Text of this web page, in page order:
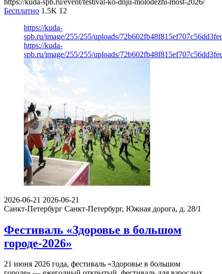
Бесплатно 1.5K 12
https://kuda-
spb.ru/image/255/255/uploads/
https://kuda-
spb.ru/image/255/255/uploads/
2026-06-21 2026-06-21
Санкт-Петербург Санкт-Петербург, Южная дорога, д. 28/1
Фестиваль «Здоровье в большом
городе-2026»
21 июня 2026 года, фестиваль «Здоровье в большом